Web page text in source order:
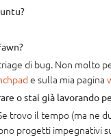
di bug. Non molto
e sulla mia pagina
o stai già lavorando
trovo il tempo (ma ne
progetti impegnativi